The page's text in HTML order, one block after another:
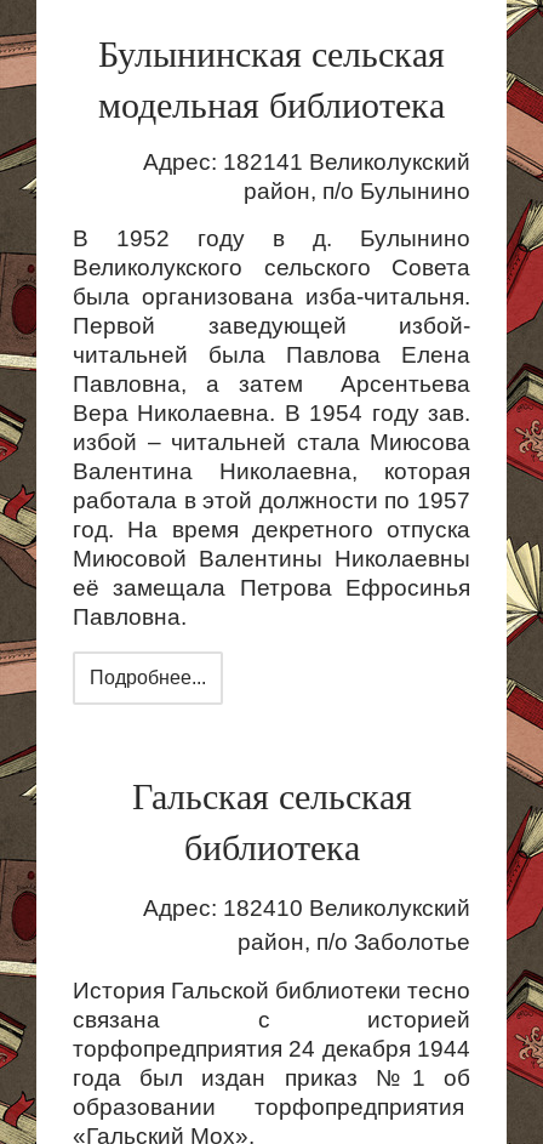
Булынинская сельская
модельная библиотека
Адрес: 182141 Великолукский
район, п/о Булынино
В 1952 году в д. Булынино
Великолукского сельского Совета
была организована изба-читальня.
Первой заведующей избой-
читальней была Павлова Елена
Павловна, а затем Арсентьева
Вера Николаевна. В 1954 году зав.
избой – читальней стала Миюсова
Валентина Николаевна, которая
работала в этой должности по 1957
год. На время декретного отпуска
Миюсовой Валентины Николаевны
её замещала Петрова Ефросинья
Павловна.
Подробнее...
Гальская сельская
библиотека
Адрес: 182410 Великолукский
район, п/о Заболотье
История Гальской библиотеки тесно
связана с историей
торфопредприятия 24 декабря 1944
года был издан приказ №1 об
образовании торфопредприятия
«Гальский Мох».